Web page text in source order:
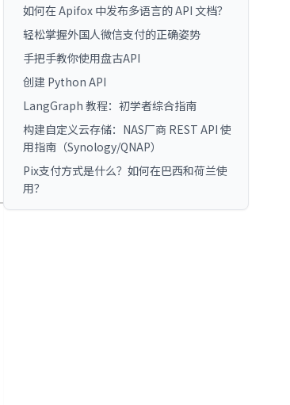
如何在 Apifox 中发布多语言的 API 文档？
轻松掌握外国人微信支付的正确姿势
手把手教你使用盘古API
创建 Python API
LangGraph 教程：初学者综合指南
构建自定义云存储：NAS厂商 REST API 使
用指南（Synology/QNAP）
Pix支付方式是什么？如何在巴西和荷兰使
用？